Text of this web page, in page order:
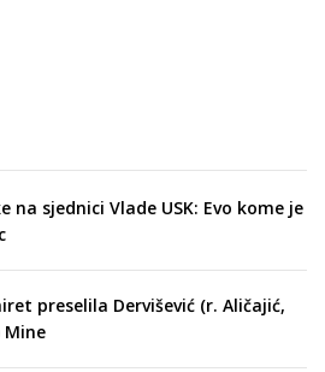
na sjednici Vlade USK: Evo kome je
preselila Dervišević (r. Aličajić,
Mine